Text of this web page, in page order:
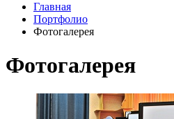
Главная
Портфолио
Фотогалерея
Фотогалерея